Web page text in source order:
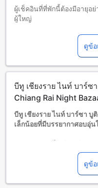
ผู้เช็คอินที่ที่พักนี้ต้องมีอายุอ
ผู้ใหญ่
ของรัฐที่ยังมีผลใช้งาน (บัต
ชาวไทย// หนังสือเดินทางส
เด็กและเตียงเสริม
พักฟรีหากใช้เตียงที่มีอยู่แล้ว
บริการเตียงเสริมขึ้นอยู่กับป
โปรดทราบว่า เมื่อจองห้อง
นโยบายที่แตกต่างหรือเงื่อน
ดูข้อ
บีทู เชียงราย ไนท์ บาร์ซ
Chiang Rai Night
บีทู เชียงราย ไนท์ บาร์ซา บู
เล็กน้อยที่มีบรรยากาศอบอุ่น
ระดับ 2.0 ดาวที่ตั้งอยู่ในเมื
อบอุ่นและเป็นส่วนตัวที่มีบร
โรงแรมมีจำนวนห้องพักทั้ง
ดูข้อ